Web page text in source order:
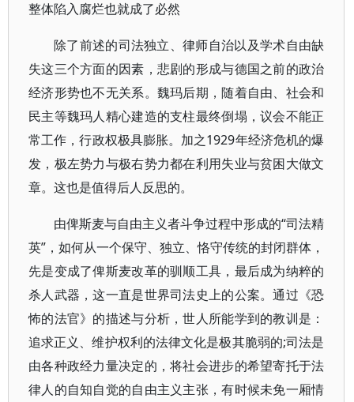
整体陷入腐烂也就成了必然
除了前述的司法独立、律师自治以及学术自由缺
失这三个方面的因素，悲剧的形成与德国之前的政治
经济形势也不无关系。魏玛后期，随着自由、社会和
民主等魏玛人精心建造的支柱最终倒塌，议会不能正
常工作，行政权极具膨胀。加之1929年经济危机的爆
发，极左势力与极右势力都在利用失业与贫困大做文
章。这也是值得后人反思的。
由俾斯麦与自由主义者斗争过程中形成的“司法精
英”，如何从一个保守、独立、恪守传统的封闭群体，
先是变成了俾斯麦改革的驯顺工具，最后成为纳粹的
杀人武器，这一直是世界司法史上的公案。通过《恐
怖的法官》的描述与分析，世人所能学到的教训是：
追求正义、维护权利的法律文化是极其脆弱的;司法是
由各种政经力量决定的，将社会进步的希望寄托于法
律人的自知自觉的自由主义主张，有时候未免一厢情